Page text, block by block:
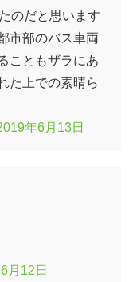
のだと思います
市部のバス車両
こともザラにあ
た上での素晴ら
年6月13日
月12日